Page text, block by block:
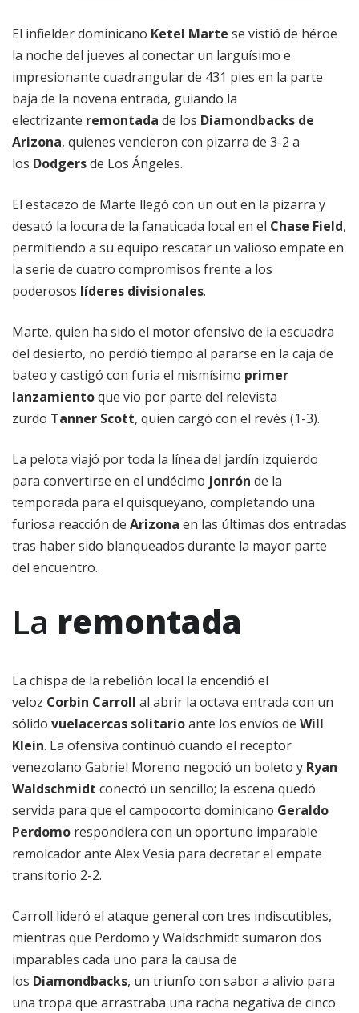
El infielder dominicano Ketel Marte se vistió de héroe
la noche del jueves al conectar un larguísimo e
impresionante cuadrangular de 431 pies en la parte
baja de la novena entrada, guiando la
electrizante remontada de los Diamondbacks de
Arizona, quienes vencieron con pizarra de 3-2 a
los Dodgersde Los Ángeles.
El estacazo de Marte llegó con un out en la pizarra y
desató la locura de la fanaticada local en el Chase Field,
permitiendo a su equipo rescatar un valioso empate en
la serie de cuatro compromisos frente a los
poderosos líderes divisionales.
Marte, quien ha sido el motor ofensivo de la escuadra
del desierto, no perdió tiempo al pararse en la caja de
bateo y castigó con furia el mismísimo primer
lanzamientoque vio por parte del relevista
zurdo Tanner Scott, quien cargó con el revés (1-3).
La pelota viajó por toda la línea del jardín izquierdo
para convertirse en el undécimo jonrón de la
temporada para el quisqueyano, completando una
furiosa reacción de Arizona en las últimas dos entradas
tras haber sido blanqueados durante la mayor parte
del encuentro.
La remontada
La chispa de la rebelión local la encendió el
veloz Corbin Carroll al abrir la octava entrada con un
sólido vuelacercas solitarioante los envíos de Will
Klein. La ofensiva continuó cuando el receptor
venezolano Gabriel Moreno negoció un boleto y Ryan
Waldschmidt conectó un sencillo; la escena quedó
servida para que el campocorto dominicano Geraldo
Perdomo respondiera con un oportuno imparable
remolcador ante Alex Vesia para decretar el empate
transitorio 2-2.
Carroll lideró el ataque general con tres indiscutibles,
mientras que Perdomo y Waldschmidt sumaron dos
imparables cada uno para la causa de
los Diamondbacks, un triunfo con sabor a alivio para
una tropa que arrastraba una racha negativa de cinco